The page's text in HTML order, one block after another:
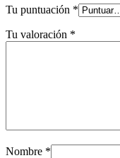
Tu puntuación *
Tu valoración *
Nombre *